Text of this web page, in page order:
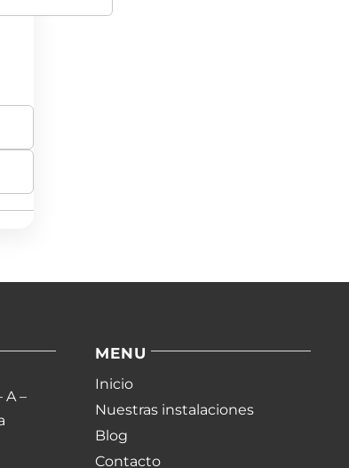
A –
MENU
Inicio
Nuestras instalaciones
Blog
Contacto